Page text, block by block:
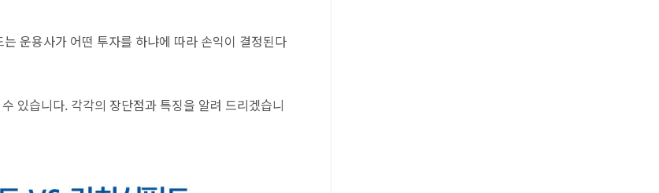
운용사가 어떤 투자를 하냐에 따라 손익이 결정된다
있습니다. 각각의 장단점과 특징을 알려 드리겠습니